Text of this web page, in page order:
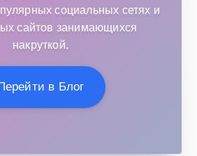
социальных сетях и
сайтов занимающихся
накруткой.
в Блог